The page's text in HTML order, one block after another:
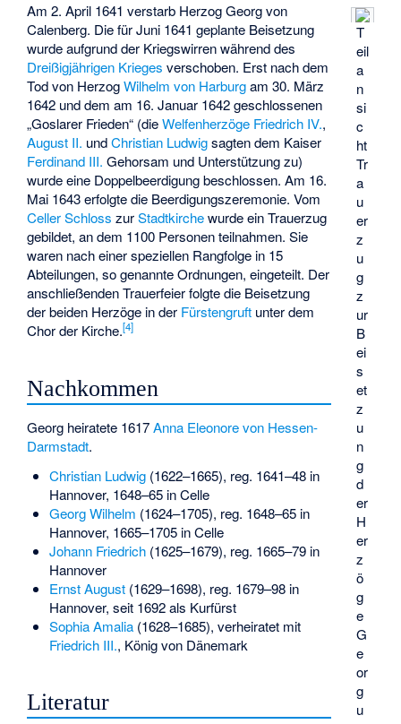
T
eil
a
n
si
c
ht
Tr
a
u
er
z
u
g
z
ur
B
ei
s
et
z
u
n
g
d
er
H
er
z
ö
g
e
G
e
or
g
u
Am 2. April 1641 verstarb Herzog Georg von
Calenberg. Die für Juni 1641 geplante Beisetzung
wurde aufgrund der Kriegswirren während des
Dreißigjährigen Krieges verschoben. Erst nach dem
Tod von HerzogWilhelm von Harburgam 30. März
1642 und dem am 16. Januar 1642 geschlossenen
„Goslarer Frieden“ (dieWelfenherzöge Friedrich IV.,
August II. undChristian Ludwigsagten dem Kaiser
Ferdinand III. Gehorsam und Unterstützung zu)
wurde eine Doppelbeerdigung beschlossen. Am 16.
Mai 1643 erfolgte die Beerdigungszeremonie. Vom
Celler Schloss zurStadtkirchewurde ein Trauerzug
gebildet, an dem 1100 Personen teilnahmen. Sie
waren nach einer speziellen Rangfolge in 15
Abteilungen, so genannte Ordnungen, eingeteilt. Der
anschließenden Trauerfeier folgte die Beisetzung
der beiden Herzöge in der Fürstengruft unter dem
Chor der Kirche.[4]
Nachkommen
Georg heiratete 1617Anna Eleonore von Hessen-
Darmstadt.
Christian Ludwig(1622–1665), reg. 1641–48 in
Hannover, 1648–65 in Celle
Georg Wilhelm (1624–1705), reg. 1648–65 in
Hannover, 1665–1705 in Celle
Johann Friedrich(1625–1679), reg. 1665–79 in
Hannover
Ernst August(1629–1698), reg. 1679–98 in
Hannover, seit 1692 als Kurfürst
Sophia Amalia(1628–1685), verheiratet mit
Friedrich III., König von Dänemark
Literatur